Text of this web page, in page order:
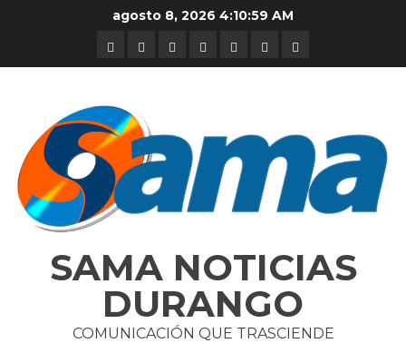
agosto 8, 20264:11:00 AM
DURANGO
NACIONAL
INTERNACIONAL
DEPORTES
ENTRETENIMIENTO
CIENCIA
Y
OPINION
SAMA NOTICIAS
DURANGO
COMUNICACIÓN QUE TRASCIENDE